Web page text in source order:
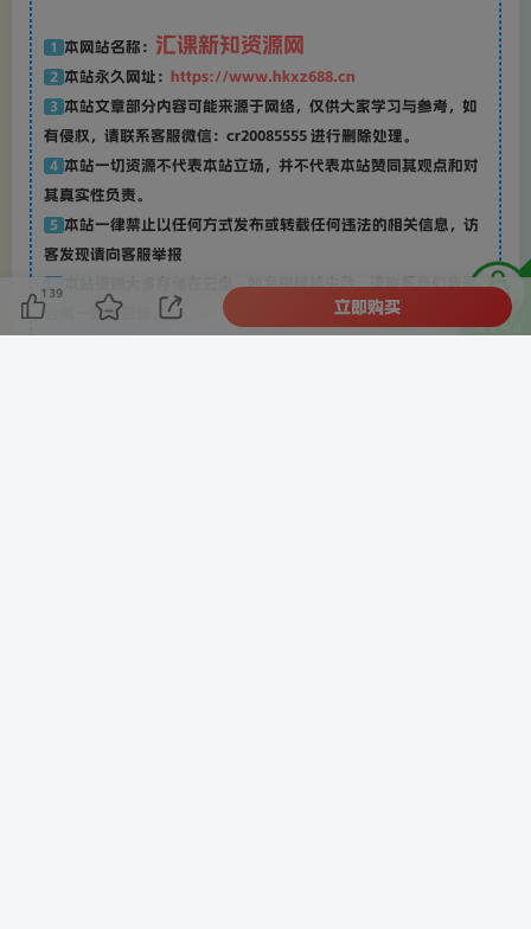
1 本网站名称： 汇课新知资源网
2 本站永久网址： https://www.hkxz688.cn
3 本站文章部分内容可能来源于网络，仅供大家学习与参考，如
有侵权，请联系客服微信：cr20085555 进行删除处理。
4 本站一切资源不代表本站立场，并不代表本站赞同其观点和对
其真实性负责。
5 本站一律禁止以任何方式发布或转载任何违法的相关信息，访
客发现请向客服举报
本站资源大多存储在云盘，如发现链接失效，请联系我们我们
会第一时间更新。
139
立即购买